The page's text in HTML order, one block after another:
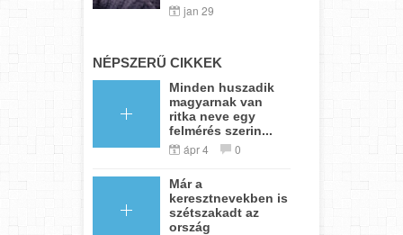
jan 29
NÉPSZERŰ CIKKEK
Minden huszadik
magyarnak van
ritka neve egy
felmérés szerin...
ápr 4 0
Már a
keresztnevekben is
szétszakadt az
ország